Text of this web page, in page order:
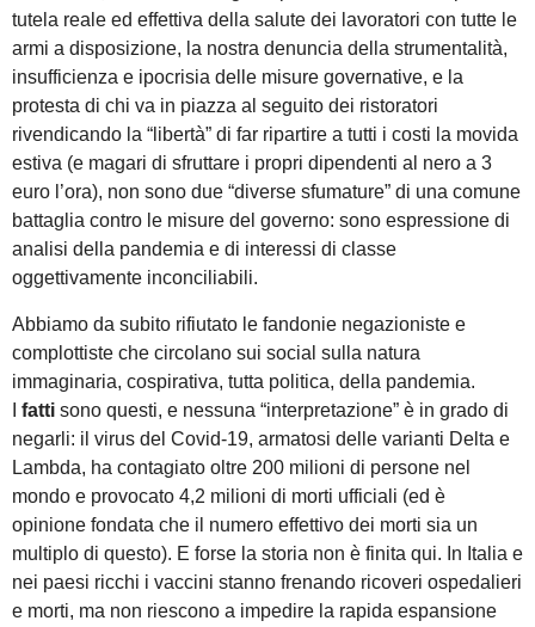
tutela reale ed effettiva della salute dei lavoratori con tutte le
armi a disposizione, la nostra denuncia della strumentalità,
insufficienza e ipocrisia delle misure governative, e la
protesta di chi va in piazza al seguito dei ristoratori
rivendicando la “libertà” di far ripartire a tutti i costi la movida
estiva (e magari di sfruttare i propri dipendenti al nero a 3
euro l’ora), non sono due “diverse sfumature” di una comune
battaglia contro le misure del governo: sono espressione di
analisi della pandemia e di interessi di classe
oggettivamente inconciliabili.
Abbiamo da subito rifiutato le fandonie negazioniste e
complottiste che circolano sui social sulla natura
immaginaria, cospirativa, tutta politica, della pandemia.
fatti sono questi, e nessuna “interpretazione” è in grado di
negarli: il virus del Covid-19, armatosi delle varianti Delta e
Lambda, ha contagiato oltre 200 milioni di persone nel
mondo e provocato 4,2 milioni di morti ufficiali (ed è
opinione fondata che il numero effettivo dei morti sia un
multiplo di questo). E forse la storia non è finita qui. In Italia e
nei paesi ricchi i vaccini stanno frenando ricoveri ospedalieri
e morti, ma non riescono a impedire la rapida espansione